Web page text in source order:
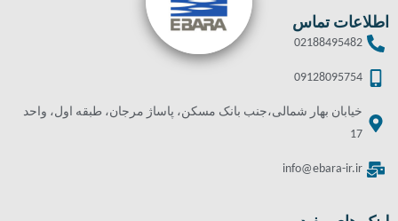
اطلاعات تماس
02188495482
09128095754
خیابان بهار شمالی،جنب بانک مسکن، پاساژ مرجان، طبقه اول، واحد
17
info@ebara-ir.ir